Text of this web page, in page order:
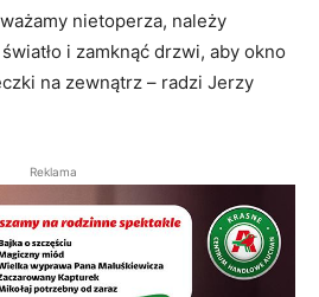
nietoperza, należy
i zamknąć drzwi, aby okno
na zewnątrz – radzi Jerzy
Reklama